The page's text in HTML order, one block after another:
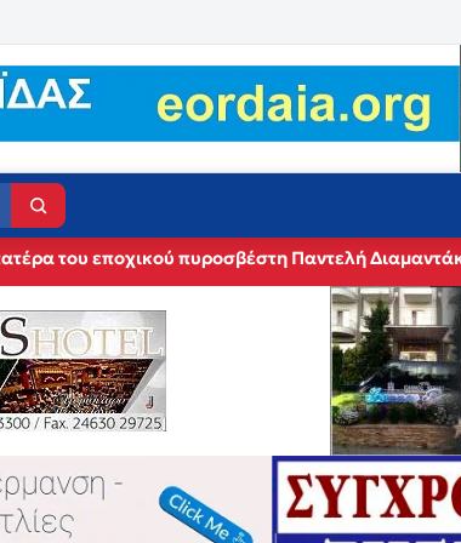
του εποχικού πυροσβέστη Παντελή